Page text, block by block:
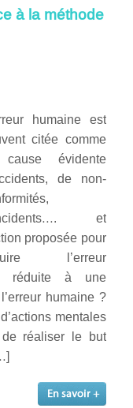
à la méthode
humaine est
citée comme
évidente
de non-
et
proposée pour
l’erreur
réduite à une
humaine ?
mentales
réaliser le but